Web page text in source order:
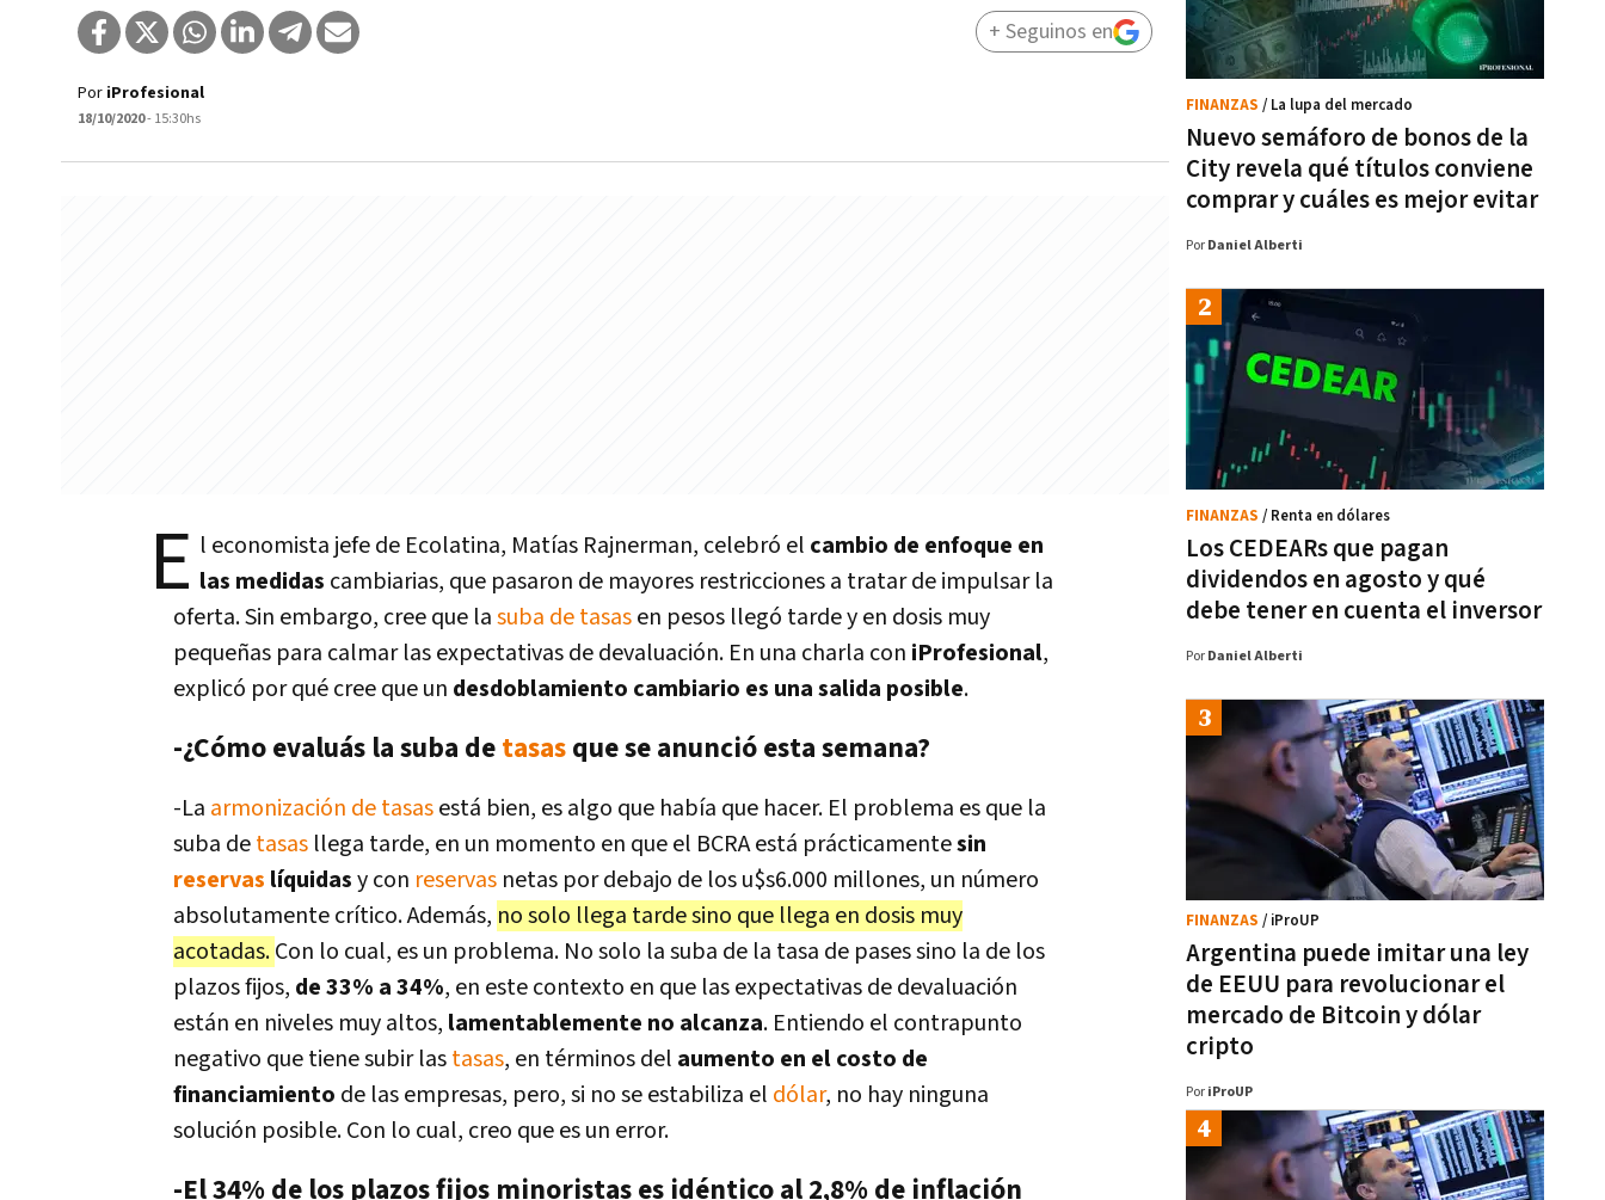
Por iProfesional
18/10/2020- 15:30hs
+ Seguinos en
E l economista jefe de Ecolatina, Matías Rajnerman, celebró el cambio de enfoque en
las medidas cambiarias, que pasaron de mayores restricciones a tratar de impulsar la
oferta. Sin embargo, cree que lasuba detasasen pesos llegó tarde y en dosis muy
pequeñas para calmar las expectativas de devaluación. En una charla con iProfesional,
explicó por qué cree que un desdoblamiento cambiario es una salida posible.
-¿Cómo evaluás la suba de tasas que se anunció esta semana?
-La armonización detasasestá bien, es algo que había que hacer. El problema es que la
suba detasas llega tarde, en un momento en que el BCRA está prácticamentesin
reservas líquidasy con reservas netas por debajo de los u$s6.000 millones, un número
absolutamente crítico. Además, no solo llega tarde sino que llega en dosis muy
acotadas.Con lo cual, es un problema. No solo la suba de la tasa de pases sino la de los
plazos fijos, de 33% a 34%, en este contexto en que las expectativas de devaluación
están en niveles muy altos, lamentablemente no alcanza. Entiendo el contrapunto
negativo que tiene subir lastasas, en términos del aumento en el costo de
financiamiento de las empresas, pero, si no se estabiliza el dólar, no hay ninguna
solución posible. Con lo cual, creo que es un error.
-El 34% de los plazos fijos minoristas es idéntico al 2,8% de inflación
Nuevo semáforo de bonos de la
City revela qué títulos conviene
comprar y cuáles es mejor evitar
FINANZAS / La lupa del mercado
Por Daniel Alberti
Los CEDEARs que pagan
dividendos en agosto y qué
debe tener en cuenta el inversor
FINANZAS / Renta en dólares
Por Daniel Alberti
Argentina puede imitar una ley
de EEUU para revolucionar el
mercado de Bitcoin y dólar
cripto
FINANZAS / iProUP
Por iProUP